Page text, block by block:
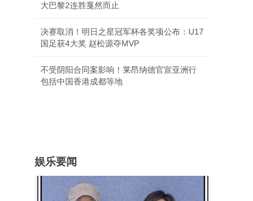
大巴黎2连胜戛然而止
决赛取消！明日之星冠军杯各奖项公布：U17
国足获4大奖 赵松源夺MVP
不受阴阳合同案影响！莱昂纳德官宣亚洲行
包括中国香港成都等地
娱乐要闻